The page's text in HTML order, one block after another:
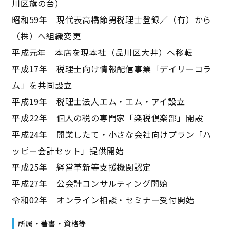
川区旗の台）
昭和59年 現代表高橋節男税理士登録／（有）から
（株）へ組織変更
平成元年 本店を現本社（品川区大井）へ移転
平成17年 税理士向け情報配信事業「デイリーコラ
ム」を共同設立
平成19年 税理士法人エム・エム・アイ設立
平成22年 個人の税の専門家「楽税倶楽部」開設
平成24年 開業したて・小さな会社向けプラン「ハ
ッピー会計セット」提供開始
平成25年 経営革新等支援機関認定
平成27年 公会計コンサルティング開始
令和02年 オンライン相談・セミナー受付開始
所属・著書・資格等